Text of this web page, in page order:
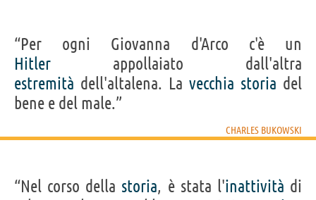
“Per ogni Giovanna d'Arco c'è un
Hitler appollaiato dall'altra
estremità dell'altalena. La vecchia storia del
bene e del male.”
CHARLES BUKOWSKI
“Nel corso della storia, è stata l'inattività di